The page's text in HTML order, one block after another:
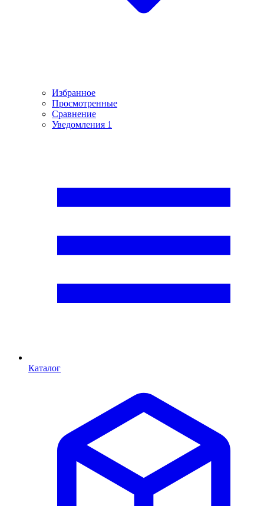
Избранное
Просмотренные
Сравнение
Уведомления 1
Каталог